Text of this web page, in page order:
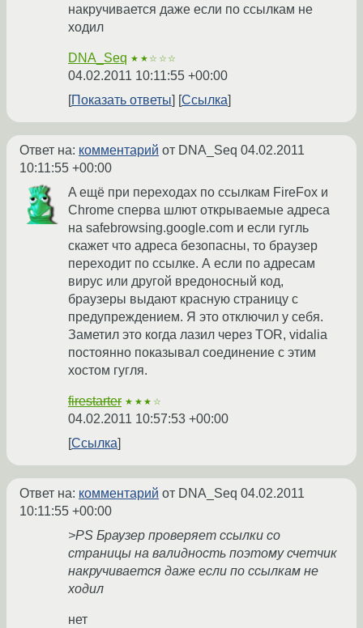
накручивается даже если по ссылкам не
ходил
DNA_Seq ★★☆☆☆
04.02.2011 10:11:55 +00:00
Показать ответы
Ссылка
Ответ на: комментарий от DNA_Seq 04.02.2011
10:11:55 +00:00
A ещё при переходах по ссылкам FireFox и
Chrome сперва шлют открываемые адреса
на safebrowsing.google.com и если гугль
скажет что адреса безопасны, то браузер
переходит по ссылке. А если по адресам
вирус или другой вредоносный код,
браузеры выдают красную страницу с
предупреждением. Я это отключил у себя.
Заметил это когда лазил через TOR, vidalia
постоянно показывал соединение с этим
хостом гугля.
firestarter ★★★☆
04.02.2011 10:57:53 +00:00
Ссылка
Ответ на: комментарий от DNA_Seq 04.02.2011
10:11:55 +00:00
>PS Браузер проверяет ссылки со
страницы на валидность поэтому счетчик
накручивается даже если по ссылкам не
ходил
нет